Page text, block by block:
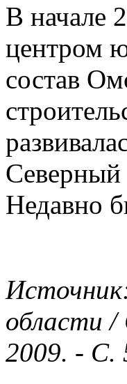
В начале
центром
состав
Северный
Недавно
области
2009. - С.